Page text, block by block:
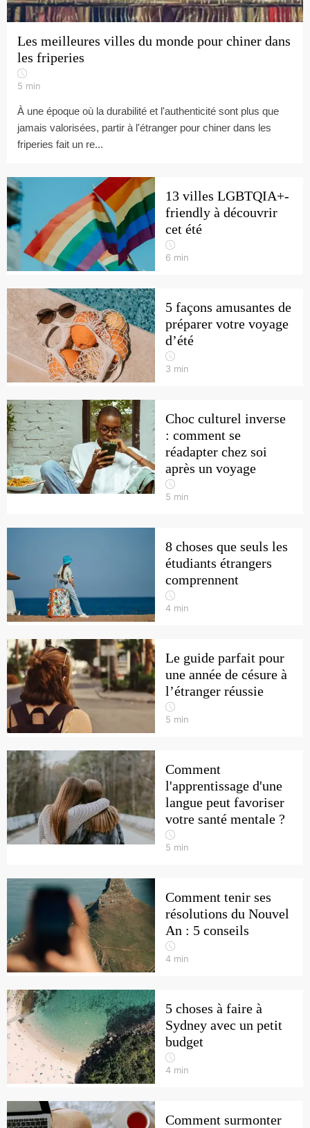
Les meilleures villes du monde pour chiner dans
les friperies
5 min
À une époque où la durabilité et l'authenticité sont plus que
jamais valorisées, partir à l'étranger pour chiner dans les
friperies fait un re...
13 villes LGBTQIA+-
friendly à découvrir
cet été
6 min
5 façons amusantes de
préparer votre voyage
d’été
3 min
Choc culturel inverse
: comment se
réadapter chez soi
après un voyage
5 min
8 choses que seuls les
étudiants étrangers
comprennent
4 min
Le guide parfait pour
une année de césure à
l’étranger réussie
5 min
Comment
l'apprentissage d'une
langue peut favoriser
votre santé mentale ?
5 min
Comment tenir ses
résolutions du Nouvel
An : 5 conseils
4 min
5 choses à faire à
Sydney avec un petit
budget
4 min
Comment surmonter